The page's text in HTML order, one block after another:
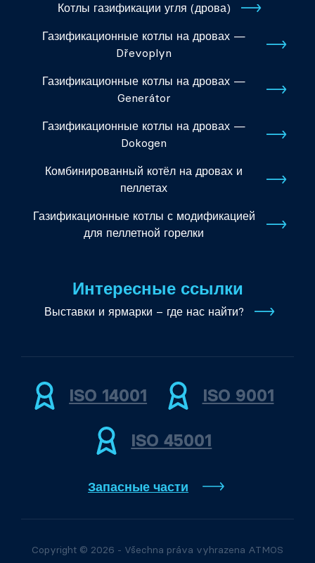
Котлы газификации угля (дрова)
Газификационные котлы на дровах —
Dřevoplyn
Газификационные котлы на дровах —
Generátor
Газификационные котлы на дровах —
Dokogen
Комбинированный котёл на дровах и
пеллетах
Газификационные котлы с модификацией
для пеллетной горелки
Интересные ссылки
Выставки и ярмарки – где нас найти?
ISO 14001 ISO 9001
ISO 45001
Запасные части
Copyright © 2026 - Všechna práva vyhrazena ATMOS